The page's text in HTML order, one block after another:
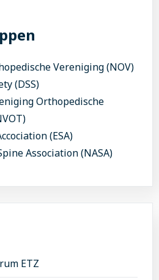
Vereniging (NOV)
(DSS)
Orthopedische
(ESA)
Association (NASA)
ETZ